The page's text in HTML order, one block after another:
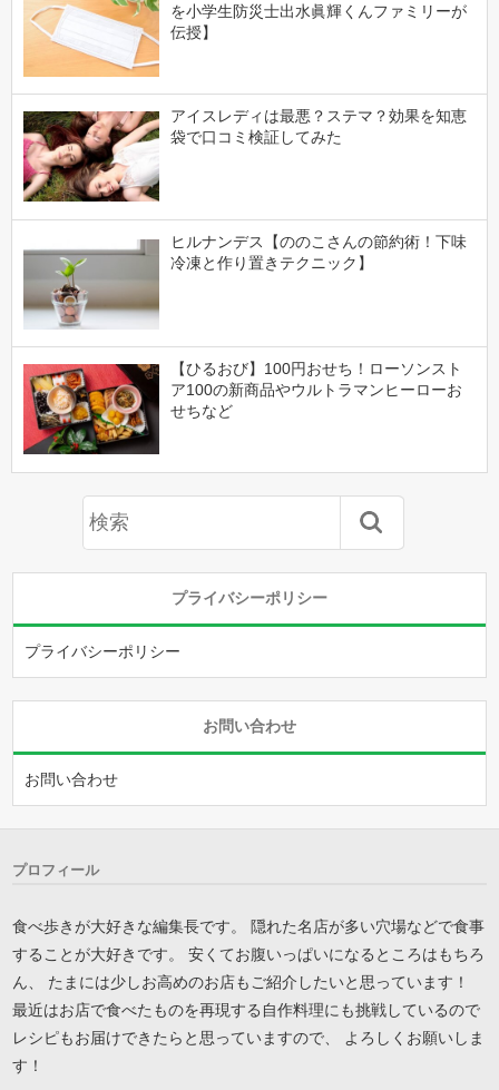
を小学生防災士出水眞輝くんファミリーが
伝授】
アイスレディは最悪？ステマ？効果を知恵
袋で口コミ検証してみた
ヒルナンデス【ののこさんの節約術！下味
冷凍と作り置きテクニック】
【ひるおび】100円おせち！ローソンスト
ア100の新商品やウルトラマンヒーローお
せちなど
プライバシーポリシー
プライバシーポリシー
お問い合わせ
お問い合わせ
プロフィール
食べ歩きが大好きな編集長です。 隠れた名店が多い穴場などで食事
することが大好きです。 安くてお腹いっぱいになるところはもちろ
ん、 たまには少しお高めのお店もご紹介したいと思っています！
最近はお店で食べたものを再現する自作料理にも挑戦しているので
レシピもお届けできたらと思っていますので、 よろしくお願いしま
す！